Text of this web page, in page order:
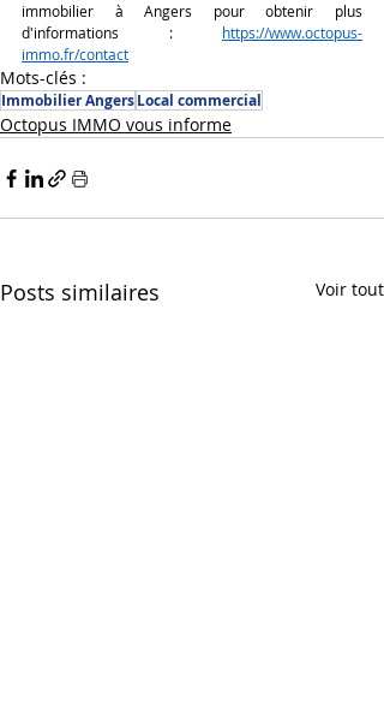
immobilier à Angers pour obtenir plus
d'informations : https://www.octopus-
immo.fr/contact
Mots-clés :
Immobilier AngersLocal commercial
Octopus IMMO vous informe
Posts similaires Voir tout